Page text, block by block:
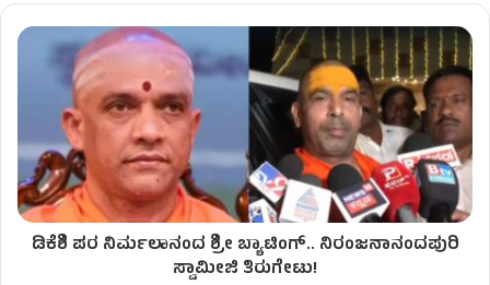
ಡಿಕೆಶಿ ಪರ ನಿರ್ಮಲಾನಂದ ಶ್ರೀ ಬ್ಯಾಟಿಂಗ್​​​.. ನಿರಂಜನಾನಂದಪುರಿ
ಸ್ವಾಮೀಜಿ ತಿರುಗೇಟು!